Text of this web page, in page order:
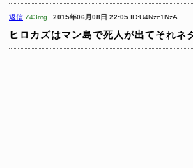
返信 743mg 2015年06月08日 22:05 ID:U4Nzc1NzA
ヒロカズはマン島で死人が出てそれネ